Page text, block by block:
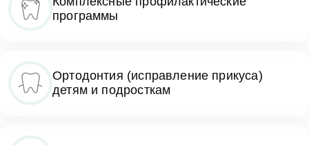
программы
Ортодонтия (исправление прикуса)
детям и подросткам